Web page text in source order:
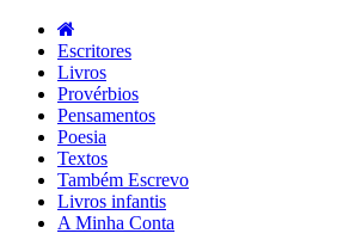
Escritores
Livros
Provérbios
Pensamentos
Poesia
Textos
Também Escrevo
Livros infantis
A Minha Conta